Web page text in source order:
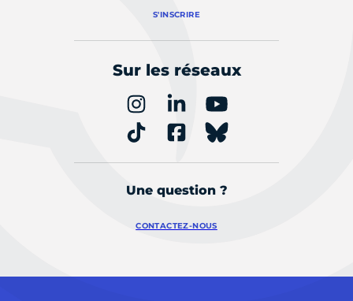
S'INSCRIRE
Sur les réseaux
Une question ?
CONTACTEZ-NOUS